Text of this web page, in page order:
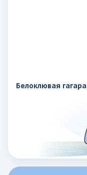
Белоклювая гагара